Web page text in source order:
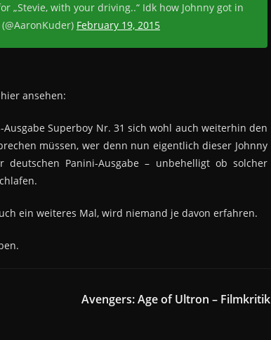
„Stevie, with your driving..“ Idk how Johnny got in
February 19, 2015
ansehen:
Ausgabe Superboy Nr. 31 sich wohl auch weiterhin den
müssen, wer denn nun eigentlich dieser Johnny
deutschen Panini-Ausgabe – unbehelligt ob solcher
ein weiteres Mal, wird niemand je davon erfahren.
Avengers: Age of Ultron – Filmkritik